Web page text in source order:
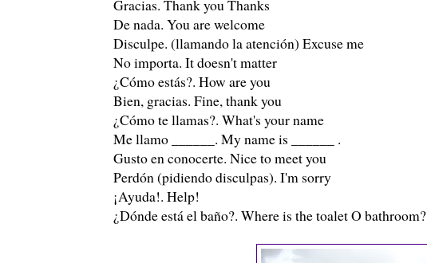
Gracias. Thank you Thanks
De nada. You are welcome
Disculpe. (llamando la atención) Excuse me
No importa. It doesn't matter
¿Cómo estás?. How are you
Bien, gracias. Fine, thank you
¿Cómo te llamas?. What's your name
Me llamo ______. My name is ______ .
Gusto en conocerte. Nice to meet you
Perdón (pidiendo disculpas). I'm sorry
¡Ayuda!. Help!
¿Dónde está el baño?. Where is the toalet O bathroom?